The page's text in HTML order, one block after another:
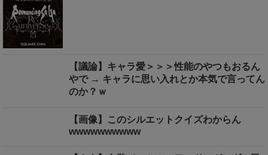
【議論】キャラ愛＞＞＞性能のやつもおるん
やで → キャラに思い入れとか本気で言ってん
のか？ｗ
【画像】このシルエットクイズわからん
wwwwwwwwww